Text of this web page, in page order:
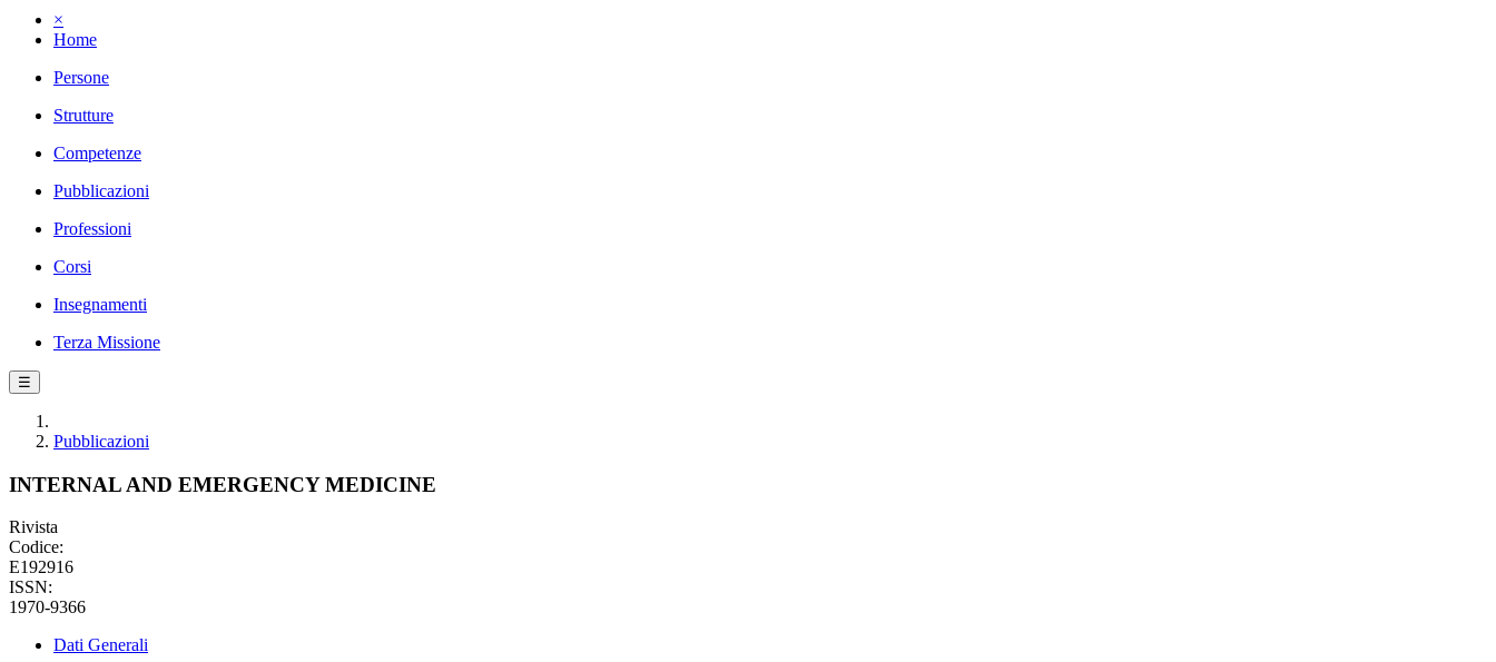
×
Home
Persone
Strutture
Competenze
Pubblicazioni
Professioni
Corsi
Insegnamenti
Terza Missione
☰
Pubblicazioni
INTERNAL AND EMERGENCY MEDICINE
Rivista
Codice:
E192916
ISSN:
1970-9366
Dati Generali